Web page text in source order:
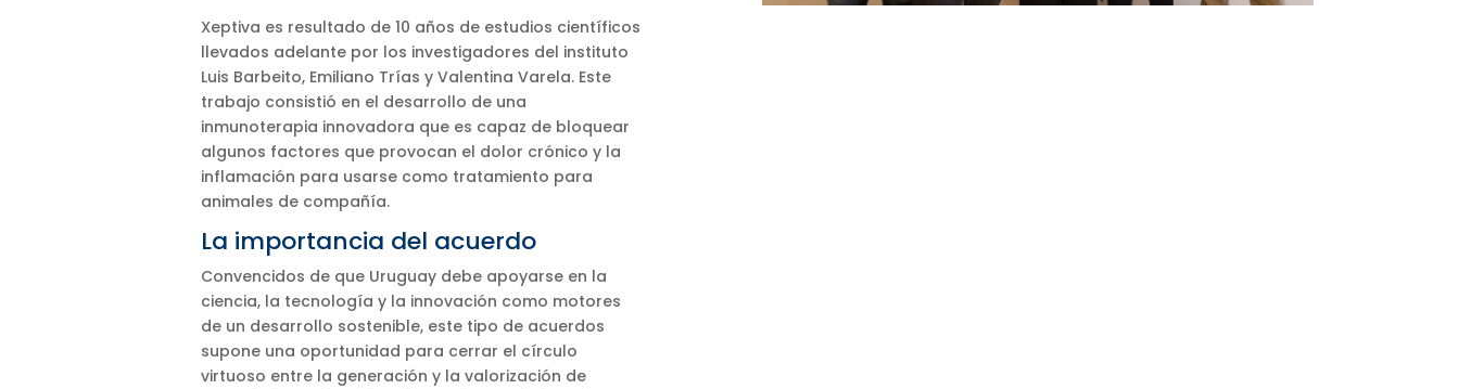
Xeptiva es resultado de 10 años de estudios científicos
llevados adelante por los investigadores del instituto
Luis Barbeito, Emiliano Trías y Valentina Varela. Este
trabajo consistió en el desarrollo de una
inmunoterapia innovadora que es capaz de bloquear
algunos factores que provocan el dolor crónico y la
inflamación para usarse como tratamiento para
animales de compañía.
La importancia del acuerdo
Convencidos de que Uruguay debe apoyarse en la
ciencia, la tecnología y la innovación como motores
de un desarrollo sostenible, este tipo de acuerdos
supone una oportunidad para cerrar el círculo
virtuoso entre la generación y la valorización de